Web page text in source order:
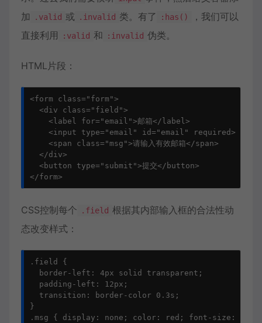
加
.valid 或 .invalid 类。有了 :has()
，我们可以
直接利用
:valid 和 :invalid 伪类。
HTML片段：
<form class="form">
  <div class="field">
    <label for="email">邮箱</label>
    <input type="email" id="email" required>
    <span class="msg">请输入有效邮箱</span>
  </div>
  <button type="submit">提交</button>
</form>
CSS控制每个 .field 根据其内部输入框的合法性动
态改变样式：
.field {
  border-left: 4px solid transparent;
  padding-left: 12px;
  transition: border-color 0.3s;
}
.msg { display: none; color: red; font-size: